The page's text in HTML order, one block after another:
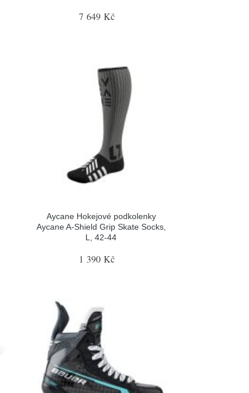
7 649 Kč
Aycane Hokejové podkolenky
Aycane A-Shield Grip Skate Socks,
L, 42-44
1 390 Kč